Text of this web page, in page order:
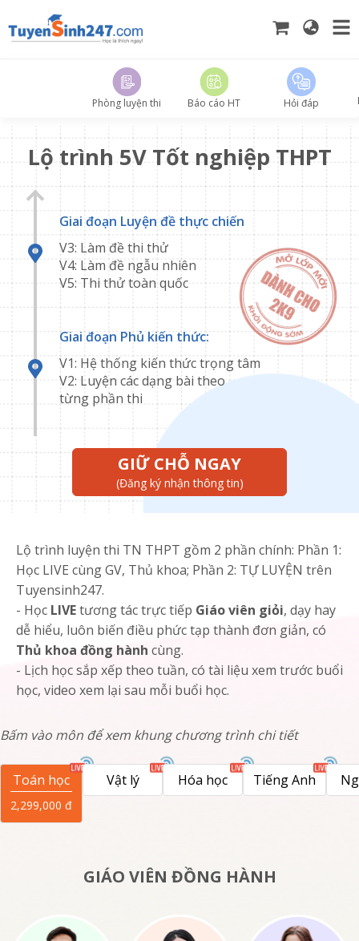
Phòng luyện thi Báo cáo HT Hỏi đáp
Lộ trình 5V Tốt nghiệp THPT
Giai đoạn Luyện đề thực chiến
V3: Làm đề thi thử
V4: Làm đề ngẫu nhiên
V5: Thi thử toàn quốc
Giai đoạn Phủ kiến thức:
V1: Hệ thống kiến thức trọng tâm
V2: Luyện các dạng bài theo
từng phần thi
GIỮ CHỖ NGAY
(Đăng ký nhận thông tin)
Lộ trình luyện thi TN THPT gồm 2 phần chính: Phần 1:
Học LIVE cùng GV, Thủ khoa; Phần 2: TỰ LUYỆN trên
Tuyensinh247.
- Học LIVEtương tác trực tiếp Giáo viên giỏi, dạy hay
dễ hiểu, luôn biến điều phức tạp thành đơn giản, có
Thủ khoa đồng hành cùng.
- Lịch học sắp xếp theo tuần, có tài liệu xem trước buổi
học, video xem lại sau mỗi buổi học.
Bấm vào môn để xem khung chương trình chi tiết
Toán học
2,299,000 đ
Vật lý Hóa học Tiếng Anh
GIÁO VIÊN ĐỒNG HÀNH